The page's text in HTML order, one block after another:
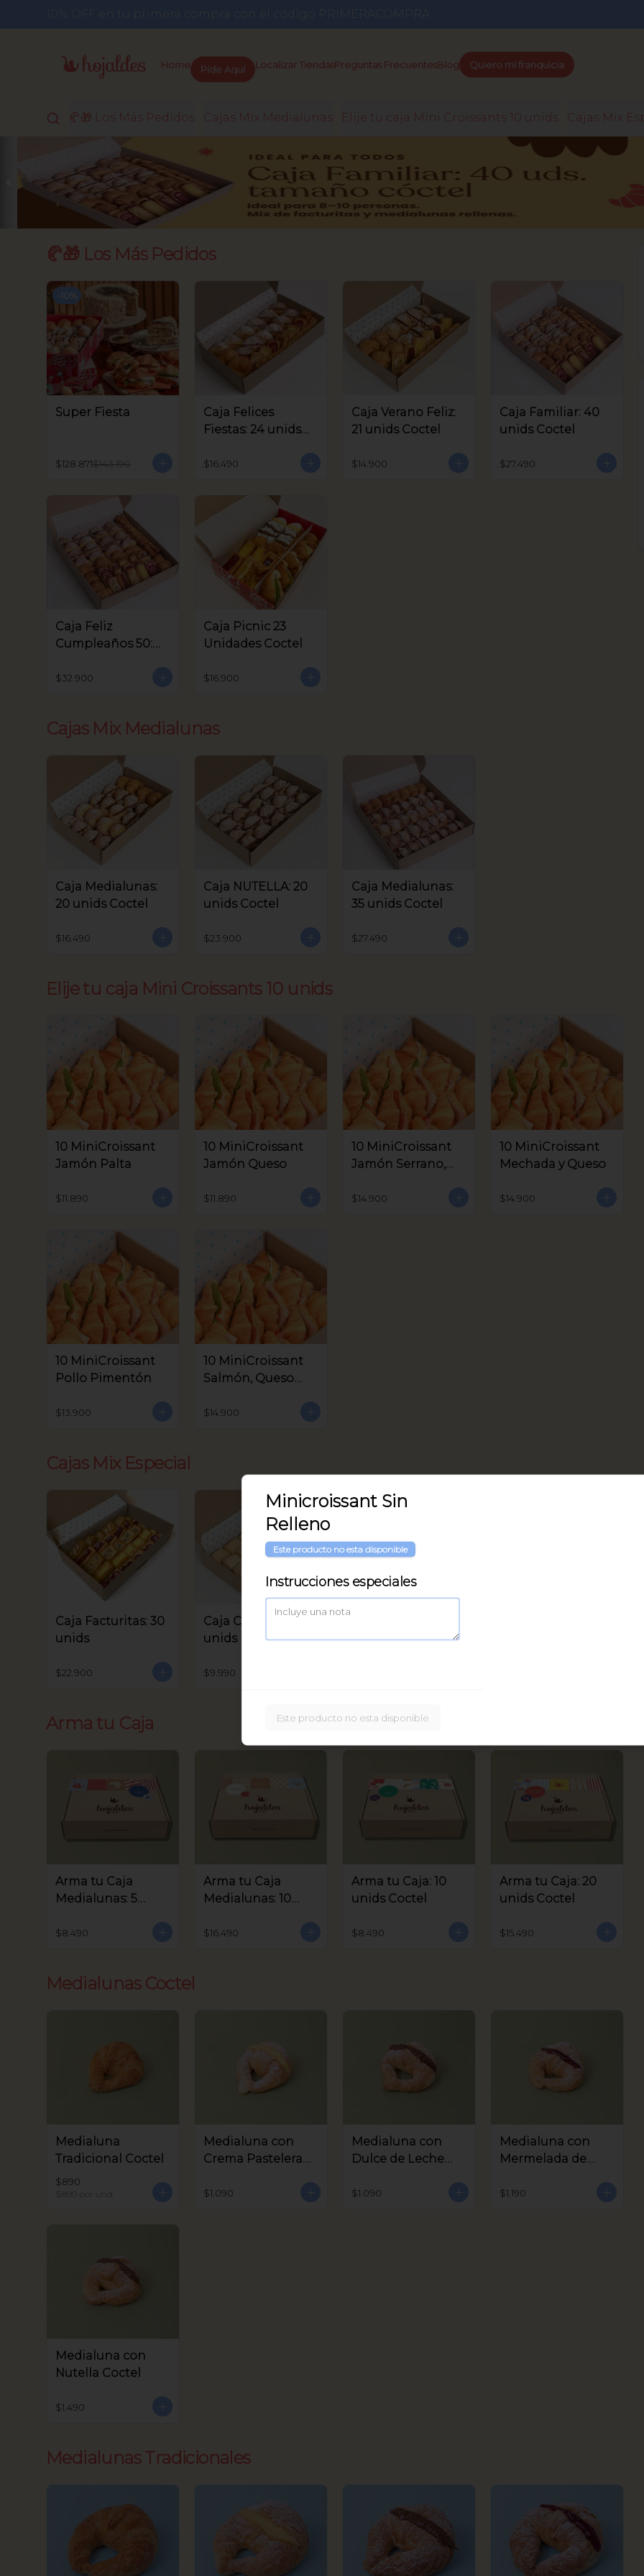
10% OFF en tu primera compra con el código PRIMERACOMPRA
Home
Pide Aquí
Localizar TiendasPreguntas FrecuentesBlog Quiero mi franquicia
🥐🎁 Los Más Pedidos Cajas Mix Medialunas Elije tu caja Mini Croissants 10 unids Cajas Mix
🥐🎁 Los Más Pedidos
10 %
Super Fiesta
$128.871$143.190
Caja Felices
Fiestas: 24 unids
$16.490
Caja Verano Feliz:
21 unids Coctel
$14.900
Caja Familiar: 40
unids Coctel
$27.490
Caja Feliz
Cumpleaños 50:
$32.900
Caja Picnic 23
Unidades Coctel
$16.900
Cajas Mix Medialunas
Caja Medialunas:
20 unids Coctel
$16.490
Caja NUTELLA: 20
unids Coctel
$23.900
Caja Medialunas:
35 unids Coctel
$27.490
Elije tu caja Mini Croissants 10 unids
10 MiniCroissant
Jamón Palta
$11.890
10 MiniCroissant
Jamón Queso
$11.890
10 MiniCroissant
Jamón Serrano,
Aceitunas V.
$14.900
10 MiniCroissant
Mechada y Queso
$14.900
10 MiniCroissant
Pollo Pimentón
$13.900
10 MiniCroissant
Salmón, Queso
$14.900
Cajas Mix Especial
Caja Facturitas: 30
unids
$22.900
Caja Criollitos: 20
unids
$9.990
20 unids
Arma tu Caja
Arma tu Caja
Medialunas: 5
$8.490
Arma tu Caja
Medialunas: 10
$16.490
Arma tu Caja: 10
unids Coctel
$8.490
Arma tu Caja: 20
unids Coctel
$15.490
Medialunas Coctel
Medialuna
Tradicional Coctel
$890
$890 por und
Medialuna con
Crema Pastelera
$1.090
Medialuna con
Dulce de Leche
$1.090
Medialuna con
Mermelada de
$1.190
Medialuna con
Nutella Coctel
$1.490
Medialunas Tradicionales
Minicroissant Sin
Relleno
Este producto no esta disponible
Instrucciones especiales
Este producto no esta disponible